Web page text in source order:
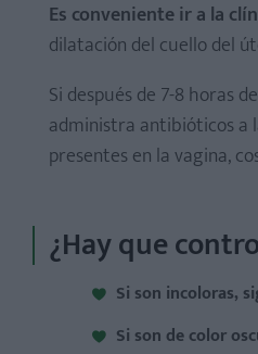
Es conveniente ir a la
dilatación del cuello del
Si después de 7-8 horas
administra antibióticos a
presentes en la vagina,
¿Hay que
Si son incoloras,
Si son de color